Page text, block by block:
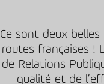
Ce sont deux
routes françaises !
de Relations
qualité et de